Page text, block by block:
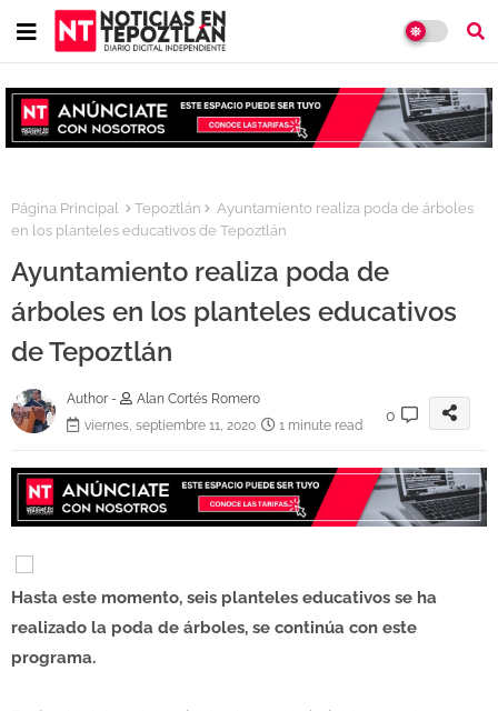
Página Principal Tepoztlán
Ayuntamiento realiza poda de árboles
en los planteles educativos de Tepoztlán
Ayuntamiento realiza poda de
árboles en los planteles educativos
de Tepoztlán
Author -
Alan Cortés Romero
viernes, septiembre 11, 2020
1 minute read
0
Hasta este momento, seis planteles educativos se ha
realizado la poda de árboles, se continúa con este
programa.